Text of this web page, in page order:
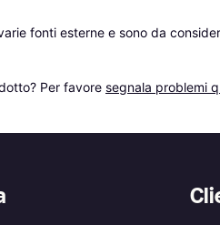
fonti esterne e sono da
Per favore segnala problemi